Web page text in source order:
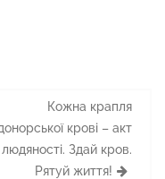
Кожна крапля
крові – акт
людяності. Здай кров.
Рятуй життя!